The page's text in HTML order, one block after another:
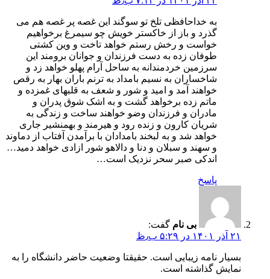
به خداحافظی تلخ تو سوگند این غصه پر غصه هم می
گذرد و باز از خاکستر خویش چو سیمرغ برخواهیم
خواست و رخش رستم خواهد تاخت و وین کشتی
طوفان زده به دست فرزندان و جوانان برومند این
سرزمین خردمندانه به ساحل آرام پهلو خواهد زد و
شاخساران به نسیم بامداد به ترنم باران بهار به رقص
خواهند آمد و امید و شور و شعف به قلبهای غمزده و
ماتم زده برخواهد گشت و به اشک شوق پدران و
مادران و فرزندان وضو خواهند ساخت و زندگی به
شریان کارون و زنده رود و هیرمند و بهمنشیر جاری
خواهد شد و به لبخند بامدادان با برآمدن آفتاب از دماوند
و سهند و سبلان و دنا و دالاهو شور ازادی خواهد دمید…
اندکی صبر سحر نزدیک است…
پاسخ
بی نام گفت:
۲۱ آذر ۱۴۰۱ در ۵:۲۹ ب٫ظ
بسیار نامه زیبایی است. حقیقتا وضعیت حاضر دانشگاه را به
نمایش گذاشته است.